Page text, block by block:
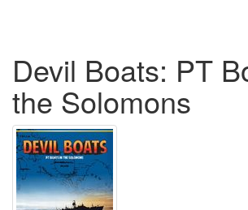
Devil Boats: PT
the Solomons